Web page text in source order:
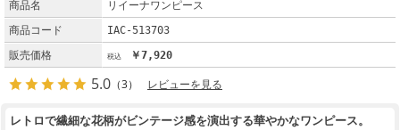
商品名
リイーナワンピース
商品コード
IAC-513703
販売価格
￥7,920
5.0 （3） レビューを見る
レトロで繊細な花柄がビンテージ感を演出する華やかなワンピース。